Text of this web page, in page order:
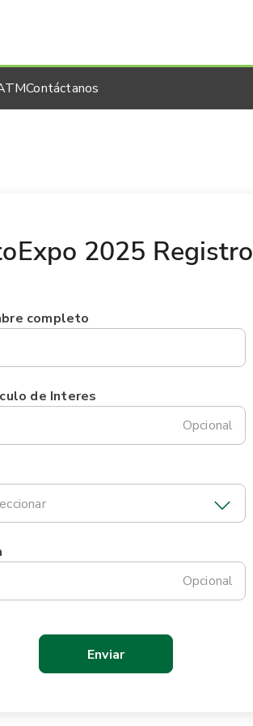
Contáctanos
2025 Registro
completo
de Interes
Opcional
Opcional